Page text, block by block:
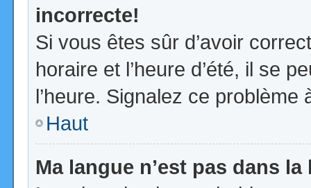
incorrecte!
Si vous êtes sûr d’avoir
horaire et l’heure d’été, il se
l’heure. Signalez ce problème
Haut
Ma langue n’est pas dans la